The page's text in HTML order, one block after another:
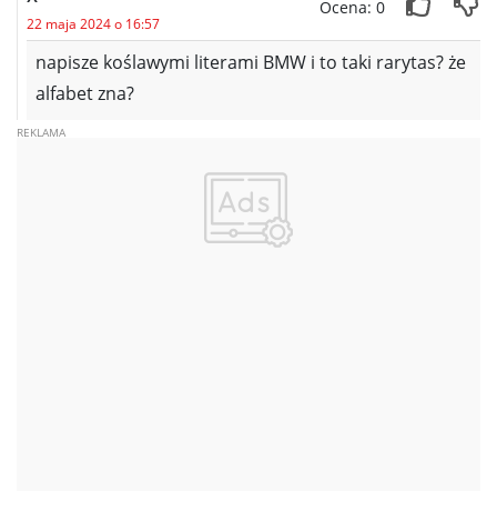
22 maja 2024 o 16:57
Ocena: 0
napisze koślawymi literami BMW i to taki rarytas? że
alfabet zna?